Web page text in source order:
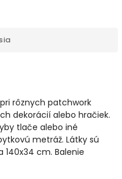
rôznych patchwork
dekorácií alebo hračiek.
tlače alebo iné
metráž. Látky sú
cm. Balenie